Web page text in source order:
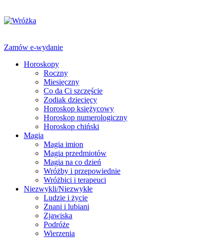
Zamów e-wydanie
Horoskopy
Roczny
Miesięczny
Co da Ci szczęście
Zodiak dziecięcy
Horoskop księżycowy
Horoskop numerologiczny
Horoskop chiński
Magia
Magia imion
Magia przedmiotów
Magia na co dzień
Wróżby i przepowiednie
Wróżbici i terapeuci
Niezwykli/Niezwykłe
Ludzie i życie
Znani i lubiani
Zjawiska
Podróże
Wierzenia